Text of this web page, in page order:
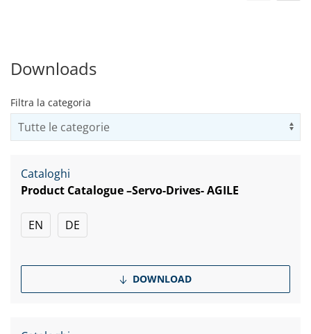
Downloads
Filtra la categoria
Cataloghi
Product Catalogue –Servo-Drives- AGILE
EN DE
DOWNLOAD